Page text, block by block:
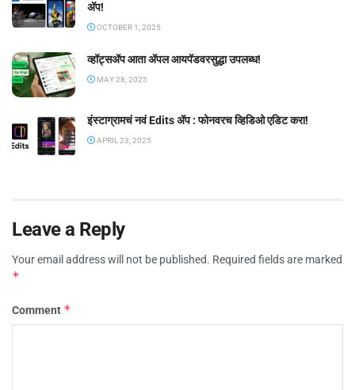
अ‍ॅप!
OCTOBER 1, 2025
व्हॉट्सॲप आता ॲपल आयपॅडवरसुद्धा उपलब्ध!
MAY 28, 2025
इंस्टाग्रामचं नवं Edits ॲप : फोनवरच व्हिडिओ एडिट करा!
APRIL 23, 2025
Leave a Reply
Your email address will not be published. Required fields are marked
*
Comment *